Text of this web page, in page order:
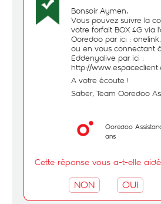
Bonsoir Aymen,
Vous pouvez suivre la
votre forfait BOX 4G via
Ooredoo par ici :
ou en vous connectant
Eddenyalive par ici :
http://
A votre écoute !
Saber, Team Ooredoo
Ooredoo
ans
Cette réponse vous a-t-elle
NON OUI